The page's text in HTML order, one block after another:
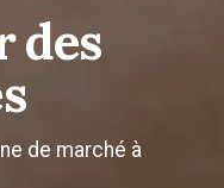
des
de marché à